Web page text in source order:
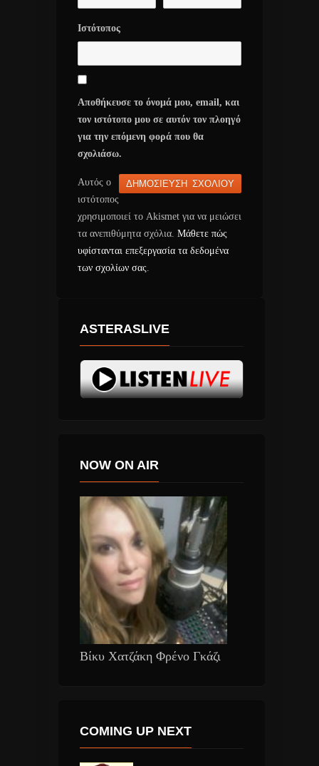
Ιστότοπος
Αποθήκευσε το όνομά μου, email, και
τον ιστότοπο μου σε αυτόν τον πλοηγό
για την επόμενη φορά που θα
σχολιάσω.
Αυτός ο
ιστότοπος
χρησιμοποιεί το Akismet για να μειώσει
τα ανεπιθύμητα σχόλια. Μάθετε πώς
υφίστανται επεξεργασία τα δεδομένα
των σχολίων σας.
ASTERASLIVE
NOW ON AIR
Βίκυ Χατζάκη Φρένο Γκάζι
COMING UP NEXT